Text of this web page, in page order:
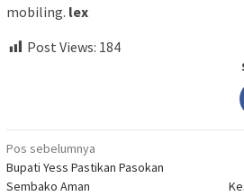
mobiling. lex
Post Views: 184
Navigasi
pos
Pos sebelumnya
Bupati Yess Pastikan Pasokan
Sembako Aman